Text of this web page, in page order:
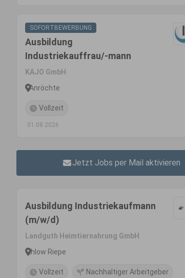
SOFORTBEWERBUNG
Ausbildung
Industriekauffrau/-mann
KAJO GmbH
Anröchte
Vollzeit
01.08.2026
Jetzt Jobs per Mail aktivieren
Ausbildung Industriekaufmann
(m/w/d)
Landguth Heimtiernahrung GmbH
Ihlow Riepe
Vollzeit Nachhaltiger Arbeitgeber